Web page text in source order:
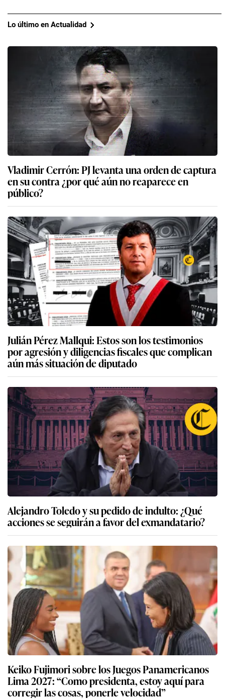
Lo último en Actualidad
Vladimir Cerrón: PJ levanta una orden de captura
en su contra ¿por qué aún no reaparece en
público?
Julián Pérez Mallqui: Estos son los testimonios
por agresión y diligencias fiscales que complican
aún más situación de diputado
Alejandro Toledo y su pedido de indulto: ¿Qué
acciones se seguirán a favor del exmandatario?
Keiko Fujimori sobre los Juegos Panamericanos
Lima 2027: “Como presidenta, estoy aquí para
corregir las cosas, ponerle velocidad”